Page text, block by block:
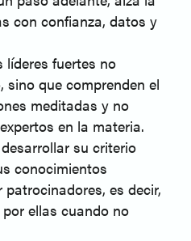
con confianza, datos y
líderes fuertes no
sino que comprenden el
meditadas y no
en la materia.
su criterio
conocimientos
es decir,
ellas cuando no